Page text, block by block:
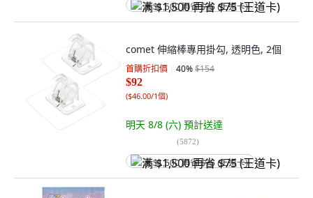
满 $1,500 再省 $75 (王道卡)
comet 伸縮棒專用掛勾, 透明色, 2個
首購折扣價 40%$154
$92
($46.00/1個)
明天 8/8 (六) 預計送達
(5872)
满 $1,500 再省 $75 (王道卡)